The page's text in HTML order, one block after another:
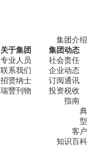
集团介绍
关于集团
专业人员
联系我们
招贤纳士
瑞豐刊物
集团动态
社会责任
企业动态
订阅通讯
投资税收
指南
典
型
客户
知识百科